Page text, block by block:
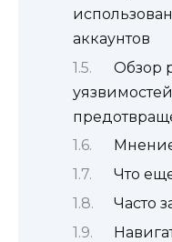
аккаунтов
Обзор
Что
Часто